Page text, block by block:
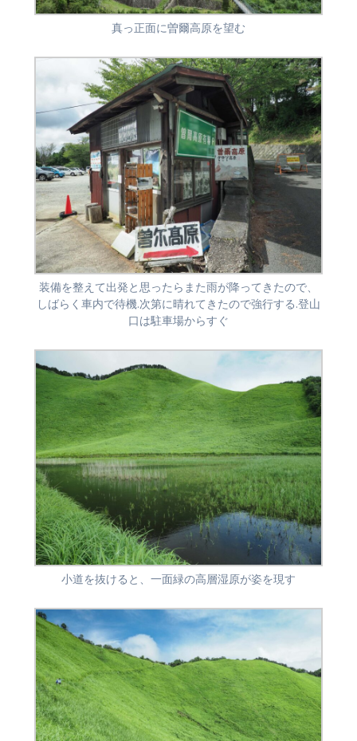
真っ正面に曽爾高原を望む
装備を整えて出発と思ったらまた雨が降ってきたので、
しばらく車内で待機.次第に晴れてきたので強行する.登山
口は駐車場からすぐ
小道を抜けると、一面緑の高層湿原が姿を現す